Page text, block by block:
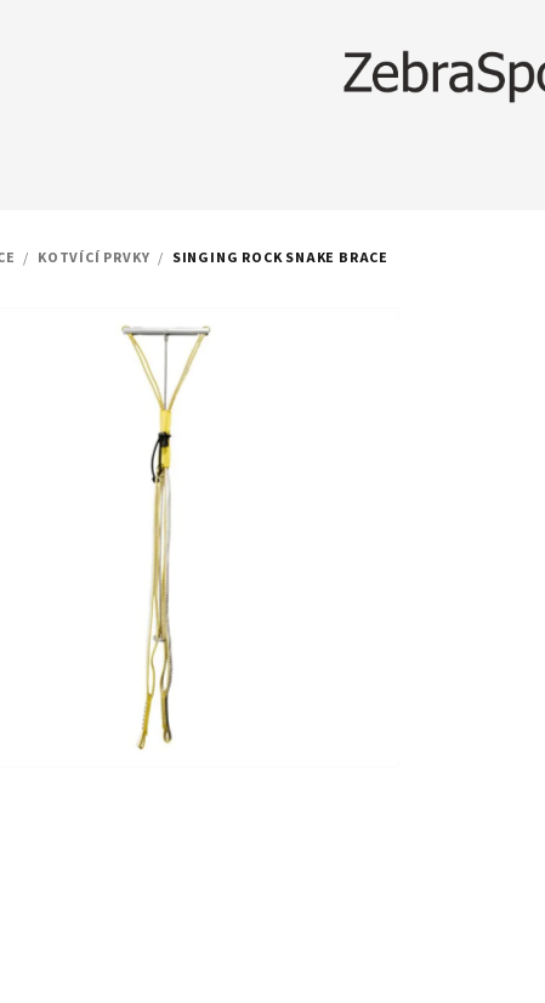
/ KOTVÍCÍ PRVKY / SINGING ROCK SNAKE BRACE